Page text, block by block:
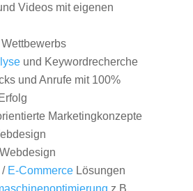
Videos mit eigenen
und Keywordrecherche
und Anrufe mit 100%
Marketingkonzepte
E-CommerceLösungen
z.B.